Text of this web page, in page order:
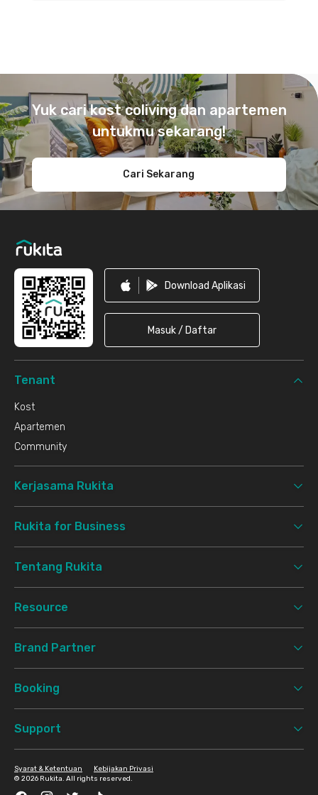
Yuk cari kost coliving dan apartemen
untukmu sekarang!
Cari Sekarang
Download Aplikasi
Masuk / Daftar
Tenant
Kost
Apartemen
Community
Kerjasama Rukita
Rukita for Business
Tentang Rukita
Resource
Brand Partner
Booking
Support
© 2026 Rukita. All rights reserved.
Syarat & Ketentuan Kebijakan Privasi